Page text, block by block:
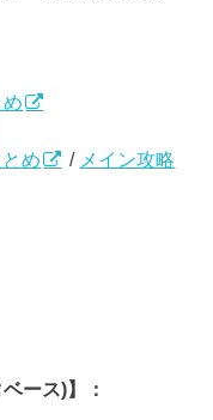
め / メイン攻略
ース)】：